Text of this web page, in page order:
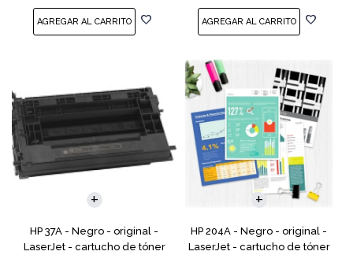
HP 37A - Negro - original -
LaserJet - cartucho de tóner
HP 204A - Negro - original -
LaserJet - cartucho de tóner